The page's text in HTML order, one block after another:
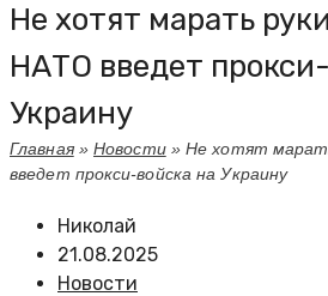
Не хотят марать
НАТО введет
Украину
Главная»Новости»Не хотят
введет прокси-войска на Украину
Николай
21.08.2025
Новости